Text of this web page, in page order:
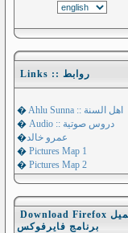
Links :: روابط
�
Ahlu Sunna :: اهل السنة
�
Audio :: دروس صوتية
�عمرو خالد
� Pictures Map 1
� Pictures Map 2
Download Firefox تحميل
برنامج فايرفوكس